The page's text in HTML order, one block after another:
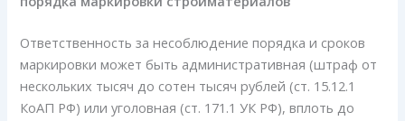
Ответственность за несоблюдение порядка и сроков
маркировки может быть административная (штраф от
нескольких тысяч до сотен тысяч рублей (ст. 15.12.1
КоАП РФ) или уголовная (ст. 171.1 УК РФ), вплоть до